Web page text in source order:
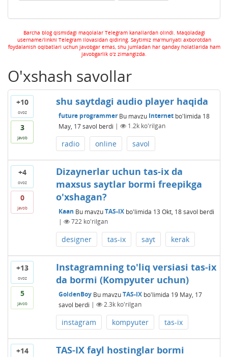
Barcha blog qismidagi maqolalar Telegram kanallardan olindi. Maqoladagi
username/linkni Telegram ilovasidan qidiring. Saytimiz ma'muriyati axborotdan
foydalanish oqibatlari uchun javobgar emas, shu jumladan har qanday holatlarida ham
javobgarlik o'z zimangizda.
O'xshash savollar
+10
ovoz
3
javob
shu saytdagi audio player haqida
future programmer Bu mavzu Internetbo'limida 18
May, 17 savol berdi | 1.2kko'rilgan
radio online savol
+4
ovoz
0
javob
Dizaynerlar uchun tas-ix da
maxsus saytlar bormi freepikga
o'xshagan?
Kaan Bu mavzuTAS-IXbo'limida 13 Okt, 18 savol berdi
|
722ko'rilgan
designer tas-ix sayt kerak
+13
ovoz
5
javob
Instagramning to'liq versiasi tas-ix
da bormi (Kompyuter uchun)
GoldenBoy Bu mavzuTAS-IXbo'limida 19 May, 17
savol berdi | 2.3kko'rilgan
instagram kompyuter tas-ix
+14 TAS-IX fayl hostinglar bormi